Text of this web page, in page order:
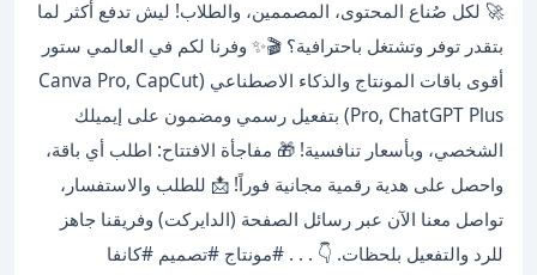
🚀 لكل صُناع المحتوى، المصممين، والطلاب! ليش تدفع أكثر لما
بتقدر توفر وتشتغل باحترافية؟ 🎬✨ وفرنا لكم في العالمي ستور
أقوى باقات المونتاج والذكاء الاصطناعي (Canva Pro, CapCut
Pro, ChatGPT Plus) بتفعيل رسمي ومضمون على إيميلك
الشخصي، وبأسعار تنافسية! 🎁 مفاجأة الافتتاح: اطلب أي باقة،
واحصل على هدية رقمية مجانية فوراً! 📩 للطلب والاستفسار،
تواصل معنا الآن عبر رسائل الصفحة (الدايركت) وفريقنا جاهز
للرد والتفعيل بلحظات. 👇 . . . #مونتاج #تصميم #كانفا